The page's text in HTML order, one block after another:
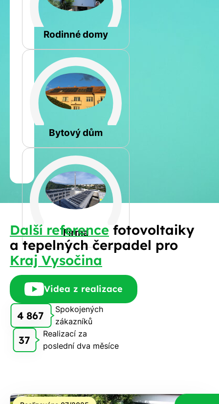
Rodinné domy
Bytový dům
Firma
Šikmá
Jiná
Spočítat
kalkulaci
Jméno
a
příjmení
Telefon
E-
mail
Vám
zdarma
nárok.
Další reference fotovoltaiky
a tepelných čerpadel pro
Kraj Vysočina
Videa z realizace
4 867
Spokojených
zákazníků
37
Realizací za
poslední dva měsíce